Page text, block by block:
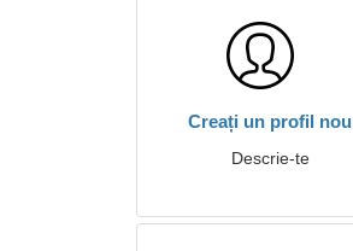
Creați un profil nou
Descrie-te